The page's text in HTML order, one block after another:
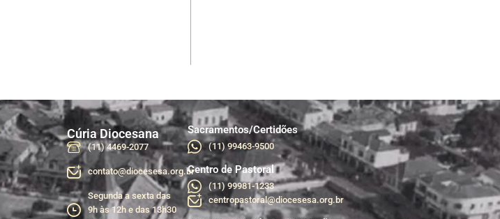
Cúria Diocesana
(11) 4469-2077
contato@diocesesa.org.br
Segunda a sexta das
9h às 12h e das 13h30
Sacramentos/Certidões
(11) 99463-9500
Centro de Pastoral
(11) 99981-1233
centropastoral@diocesesa.org.br